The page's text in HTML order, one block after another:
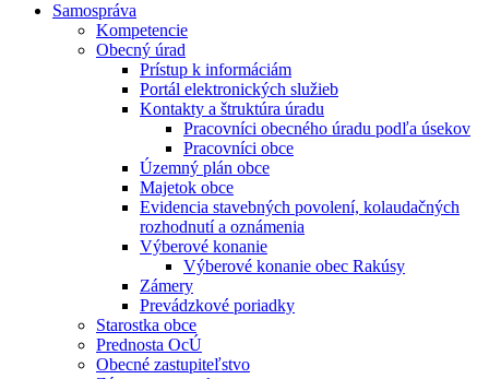
Samospráva
Kompetencie
Obecný úrad
Prístup k informáciám
Portál elektronických služieb
Kontakty a štruktúra úradu
Pracovníci obecného úradu podľa úsekov
Pracovníci obce
Územný plán obce
Majetok obce
Evidencia stavebných povolení, kolaudačných
rozhodnutí a oznámenia
Výberové konanie
Výberové konanie obec Rakúsy
Zámery
Prevádzkové poriadky
Starostka obce
Prednosta OcÚ
Obecné zastupiteľstvo